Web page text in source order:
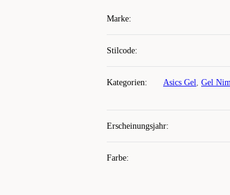
Marke:
Stilcode:
Kategorien: Asics Gel, Gel
Erscheinungsjahr:
Farbe: